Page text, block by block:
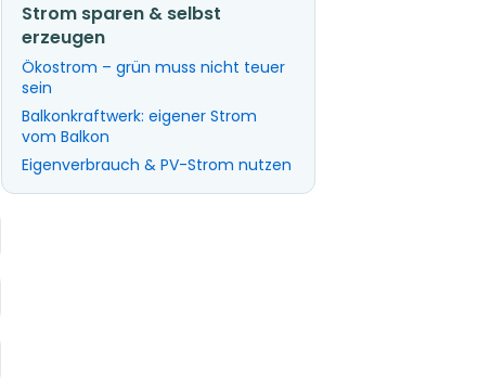
Strom sparen & selbst
erzeugen
Ökostrom – grün muss nicht teuer
sein
Balkonkraftwerk: eigener Strom
vom Balkon
Eigenverbrauch & PV-Strom nutzen